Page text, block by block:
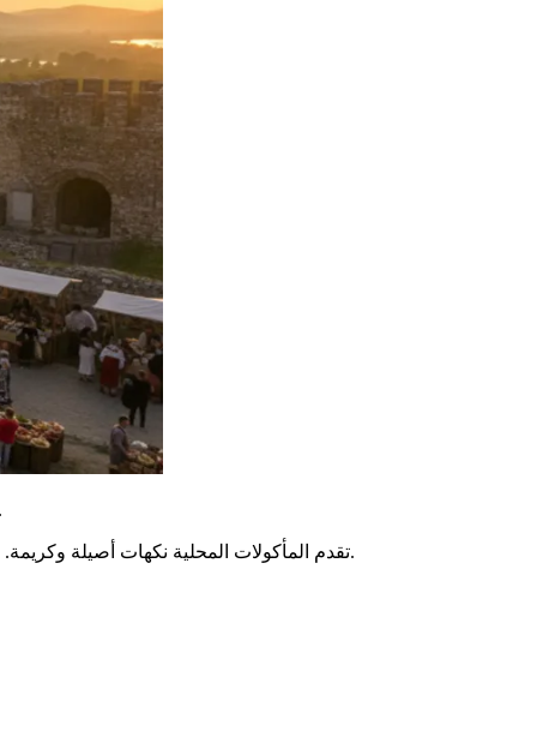
الفريدة بعدة جوانب أساسية. تستخدم لغتها الأبجدية المزدوجة، وهو أمر نادر. تنتقل التقاليد العائلية بشغف من جيل إلى جيل.
تقدم المأكولات المحلية نكهات أصيلة وكريمة. لقد ترك الفن الديني الأرثوذكسي بصمة عميقة على الهوية الوطنية. إن اكتشاف هذه الفسيفساء يسمح بفهم روح شعب معروف بكرم ضيافته.